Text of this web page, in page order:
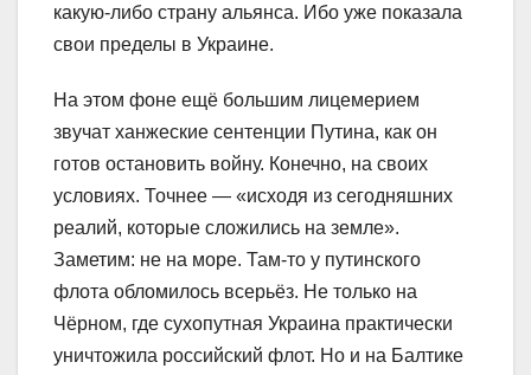
какую-либо страну альянса. Ибо уже показала
свои пределы в Украине.
На этом фоне ещё большим лицемерием
звучат ханжеские сентенции Путина, как он
готов остановить войну. Конечно, на своих
условиях. Точнее — «исходя из сегодняшних
реалий, которые сложились на земле».
Заметим: не на море. Там-то у путинского
флота обломилось всерьёз. Не только на
Чёрном, где сухопутная Украина практически
уничтожила российский флот. Но и на Балтике